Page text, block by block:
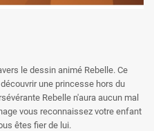
le dessin animé Rebelle. Ce
une princesse hors du
Rebelle n'aura aucun mal
vous reconnaissez votre enfant
êtes fier de lui.